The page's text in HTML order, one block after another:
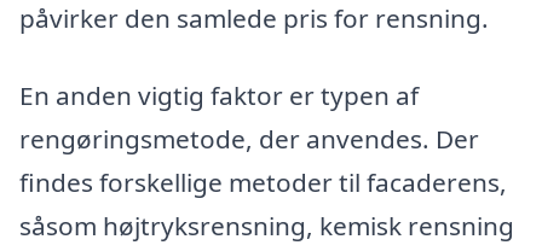
påvirker den samlede pris for rensning.
En anden vigtig faktor er typen af
rengøringsmetode, der anvendes. Der
findes forskellige metoder til facaderens,
såsom højtryksrensning, kemisk rensning